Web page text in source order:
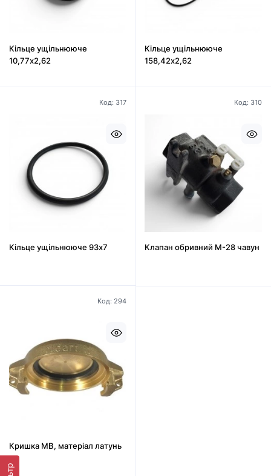
Кільце ущільнююче
10,77х2,62
Кільце ущільнююче
158,42х2,62
Код: 317
Кільце ущільнююче 93х7
Код: 310
Клапан обривний М-28 чавун
Код: 294
Кришка MB, матеріал латунь